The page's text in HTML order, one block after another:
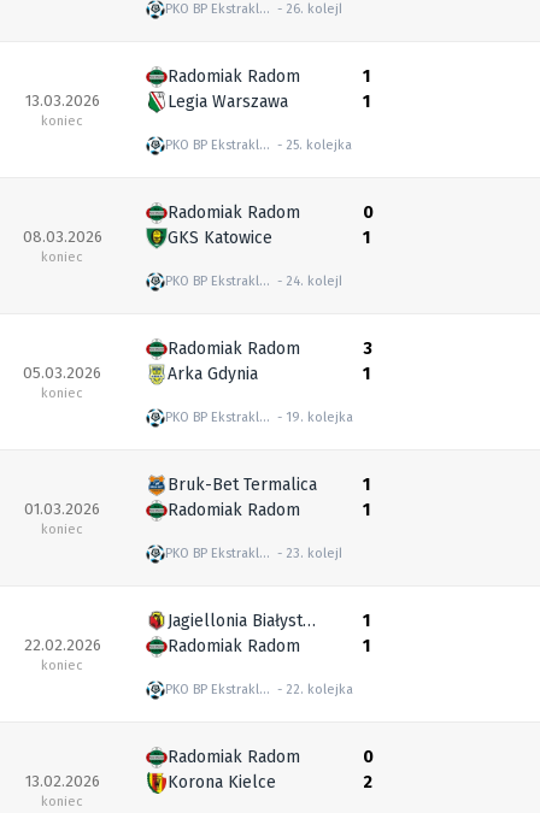
PKO BP Ekstraklasa 26. kolejka
13.03.2026
koniec
Radomiak Radom
Legia Warszawa
PKO BP Ekstraklasa 25. kolejka
1
1
08.03.2026
koniec
Radomiak Radom
GKS Katowice
PKO BP Ekstraklasa 24. kolejka
0
1
05.03.2026
koniec
Radomiak Radom
Arka Gdynia
PKO BP Ekstraklasa 19. kolejka
3
1
01.03.2026
koniec
Bruk-Bet Termalica
Radomiak Radom
PKO BP Ekstraklasa 23. kolejka
1
1
22.02.2026
koniec
Jagiellonia Białystok
Radomiak Radom
PKO BP Ekstraklasa 22. kolejka
1
1
13.02.2026
koniec
Radomiak Radom
Korona Kielce
0
2